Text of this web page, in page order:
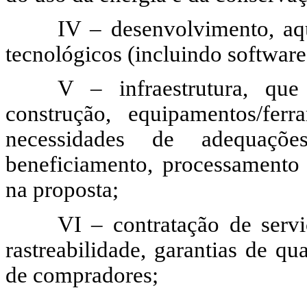
IV – desenvolvimento,
tecnológicos (incluindo
V – infraestrutura, que
construção, equipamentos/
necessidades de
beneficiamento,
na proposta;
VI – contratação de
rastreabilidade, garantias de
de compradores;